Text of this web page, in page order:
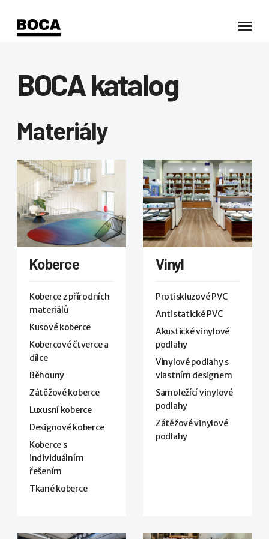
BOCA katalog
Materiály
Koberce
Koberce z přírodních
materiálů
Kusové koberce
Kobercové čtverce a
dílce
Běhouny
Zátěžové koberce
Luxusní koberce
Designové koberce
Koberce s
individuálním
řešením
Tkané koberce
Vinyl
Protiskluzové PVC
Antistatické PVC
Akustické vinylové
podlahy
Vinylové podlahy s
vlastním designem
Samoležící vinylové
podlahy
Zátěžové vinylové
podlahy